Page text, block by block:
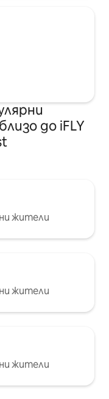
до iFLY
жители
жители
жители